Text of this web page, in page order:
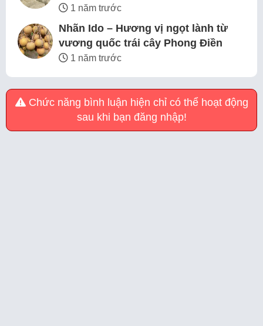
1 năm trước
Nhãn Ido – Hương vị ngọt lành từ
vương quốc trái cây Phong Điền
1 năm trước
Chức năng bình luận hiện chỉ có thể hoạt động
sau khi bạn đăng nhập!